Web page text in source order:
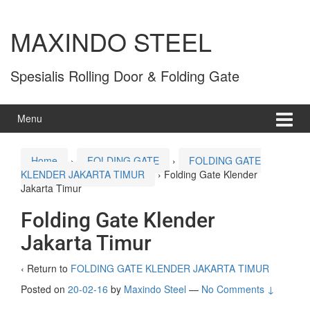
MAXINDO STEEL
Spesialis Rolling Door & Folding Gate
Menu
Home › FOLDING GATE ›
FOLDING GATE
KLENDER JAKARTA TIMUR
› Folding Gate Klender
Jakarta Timur
Folding Gate Klender
Jakarta Timur
‹ Return to FOLDING GATE KLENDER JAKARTA TIMUR
Posted on 20-02-16 by Maxindo Steel — No Comments ↓